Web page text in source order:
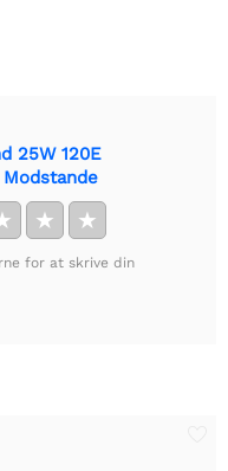
25W 120E
★ ★
for at skrive din